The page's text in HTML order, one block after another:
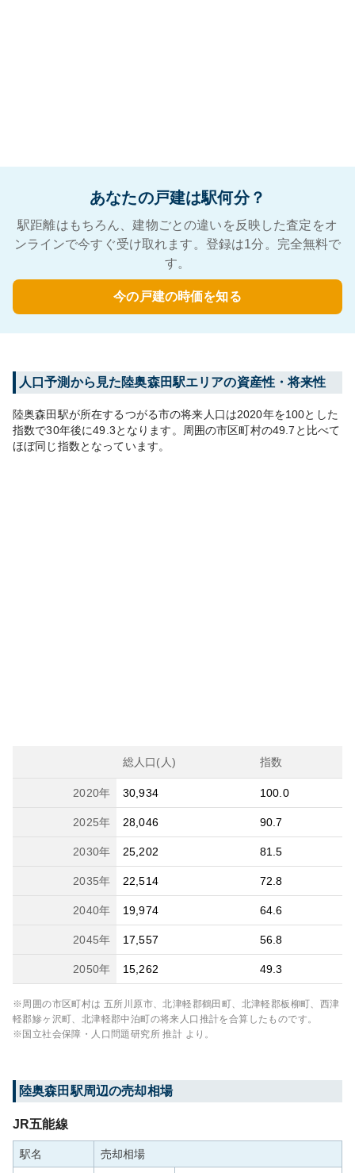
あなたの戸建は駅何分？
駅距離はもちろん、建物ごとの違いを反映した査定をオ
ンラインで今すぐ受け取れます。登録は1分。完全無料で
す。
今の戸建の時価を知る
人口予測から見た陸奥森田駅エリアの資産性・将来性
陸奥森田 駅が所在するつがる市の将来人口は2020年を100とした
指数で30年後に49.3となります。 周囲の市区町村の49.7 と比べて
ほぼ同じ指数となっています。
総人口(人) 指数
2020年 30,934 100.0
2025年 28,046 90.7
2030年 25,202 81.5
2035年 22,514 72.8
2040年 19,974 64.6
2045年 17,557 56.8
2050年 15,262 49.3
※周囲の市区町村は 五所川原市、北津軽郡鶴田町、北津軽郡板柳町、西津
軽郡鰺ヶ沢町、北津軽郡中泊町の将来人口推計を合算したものです。
※国立社会保障・人口問題研究所 推計 より。
陸奥森田駅周辺の売却相場
JR五能線
駅名 売却相場